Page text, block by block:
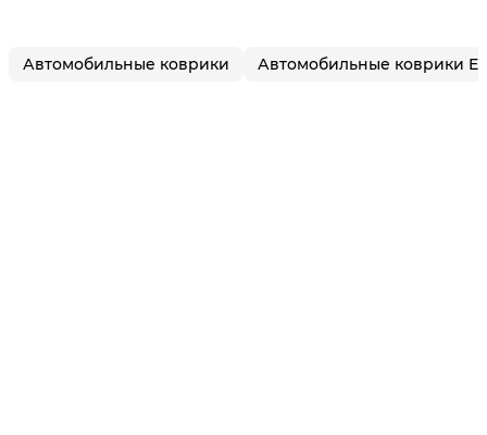
Автомобильные коврики Автомобильные коврики